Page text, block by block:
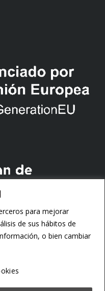
para mejorar
de sus hábitos de
o bien cambiar